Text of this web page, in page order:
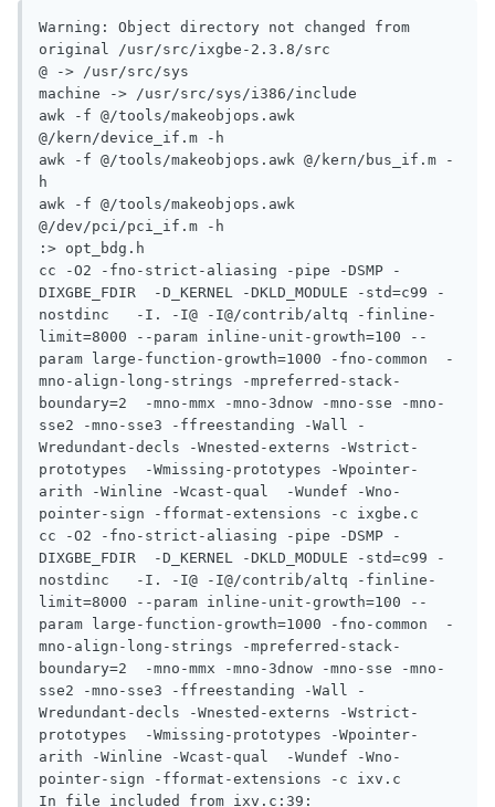
Warning: Object directory not changed from
original /usr/src/ixgbe-2.3.8/src
@ -> /usr/src/sys
machine -> /usr/src/sys/i386/include
awk -f @/tools/makeobjops.awk
@/kern/device_if.m -h
awk -f @/tools/makeobjops.awk @/kern/bus_if.m -
h
awk -f @/tools/makeobjops.awk
@/dev/pci/pci_if.m -h
:> opt_bdg.h
cc -O2 -fno-strict-aliasing -pipe -DSMP -
DIXGBE_FDIR  -D_KERNEL -DKLD_MODULE -std=c99 -
nostdinc   -I. -I@ -I@/contrib/altq -finline-
limit=8000 --param inline-unit-growth=100 --
param large-function-growth=1000 -fno-common  -
mno-align-long-strings -mpreferred-stack-
boundary=2  -mno-mmx -mno-3dnow -mno-sse -mno-
sse2 -mno-sse3 -ffreestanding -Wall -
Wredundant-decls -Wnested-externs -Wstrict-
prototypes  -Wmissing-prototypes -Wpointer-
arith -Winline -Wcast-qual  -Wundef -Wno-
pointer-sign -fformat-extensions -c ixgbe.c
cc -O2 -fno-strict-aliasing -pipe -DSMP -
DIXGBE_FDIR  -D_KERNEL -DKLD_MODULE -std=c99 -
nostdinc   -I. -I@ -I@/contrib/altq -finline-
limit=8000 --param inline-unit-growth=100 --
param large-function-growth=1000 -fno-common  -
mno-align-long-strings -mpreferred-stack-
boundary=2  -mno-mmx -mno-3dnow -mno-sse -mno-
sse2 -mno-sse3 -ffreestanding -Wall -
Wredundant-decls -Wnested-externs -Wstrict-
prototypes  -Wmissing-prototypes -Wpointer-
arith -Winline -Wcast-qual  -Wundef -Wno-
pointer-sign -fformat-extensions -c ixv.c
In file included from ixv.c:39: